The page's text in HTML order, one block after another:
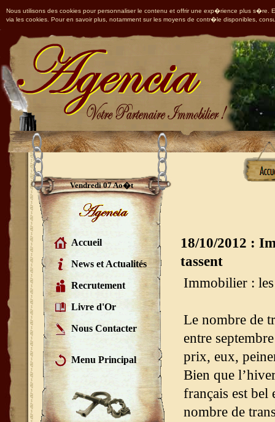
Nous utilisons des cookies pour personnaliser le contenu et offrir une exp�rience plus
via les cookies. Pour en savoir plus, notamment sur les moyens de contr�le disponibles,
Vendredi 07 Ao�t
Accueil
News et Actualités
Recrutement
Livre d'Or
Nous Contacter
Menu Principal
18/10/2012 :
tassent
Immobilier : les
Le nombre de
entre
prix, eux,
Bien que
français est bel
nombre de